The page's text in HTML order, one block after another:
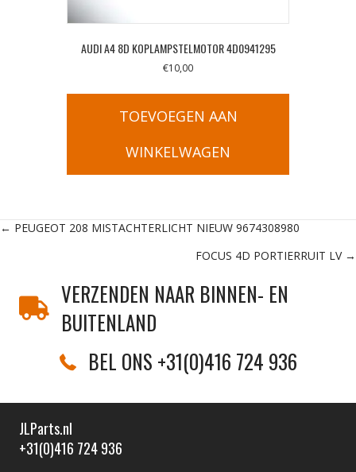
AUDI A4 8D KOPLAMPSTELMOTOR 4D0941295
€10,00
TOEVOEGEN AAN
WINKELWAGEN
Posts
← PEUGEOT 208 MISTACHTERLICHT NIEUW 9674308980
FOCUS 4D PORTIERRUIT LV →
VERZENDEN NAAR BINNEN- EN
BUITENLAND
BEL ONS +31(0)416 724 936
JLParts.nl
+31(0)416 724 936